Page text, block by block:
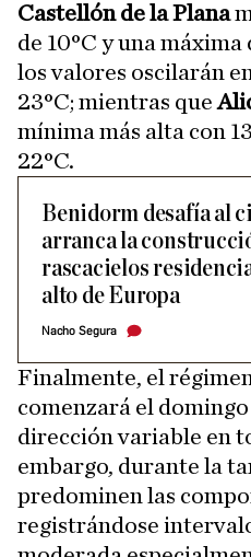
Castellón de la Plana
de 10°C y una máxima
los valores oscilarán
23°C; mientras que
mínima más alta con
22°C.
Benidorm desafía al
arranca la
rascacielos
alto de Europa
Nacho Segura
Finalmente, el
comenzará el
dirección variable en
embargo, durante la
predominen las
registrándose